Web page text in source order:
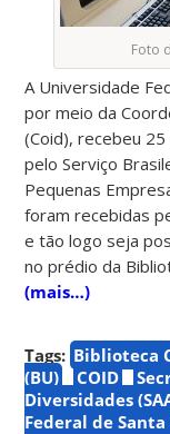
Foto
A Universidade
por meio da
(Coid), recebeu
pelo Serviço
Pequenas
foram recebidas
e tão logo seja
no prédio da
(mais…)
Tags: Biblioteca
(BU)
COID
Diversidades
Federal de